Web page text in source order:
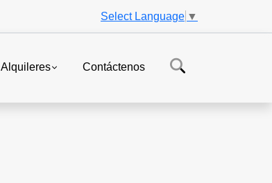
Select Language ▼
Alquileres Contáctenos